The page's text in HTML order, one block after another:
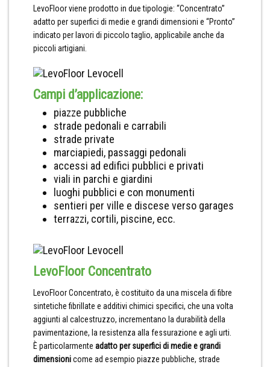
LevoFloor viene prodotto in due tipologie: “Concentrato”
adatto per superfici di medie e grandi dimensioni e “Pronto”
indicato per lavori di piccolo taglio, applicabile anche da
piccoli artigiani.
Campi d’applicazione:
piazze pubbliche
strade pedonali e carrabili
strade private
marciapiedi, passaggi pedonali
accessi ad edifici pubblici e privati
viali in parchi e giardini
luoghi pubblici e con monumenti
sentieri per ville e discese verso garages
terrazzi, cortili, piscine, ecc.
LevoFloor Concentrato
LevoFloor Concentrato, è costituito da una miscela di fibre
sintetiche fibrillate e additivi chimici specifici, che una volta
aggiunti al calcestruzzo, incrementano la durabilità della
pavimentazione, la resistenza alla fessurazione e agli urti.
È particolarmente adatto per superfici di medie e grandi
dimensionicome ad esempio piazze pubbliche, strade